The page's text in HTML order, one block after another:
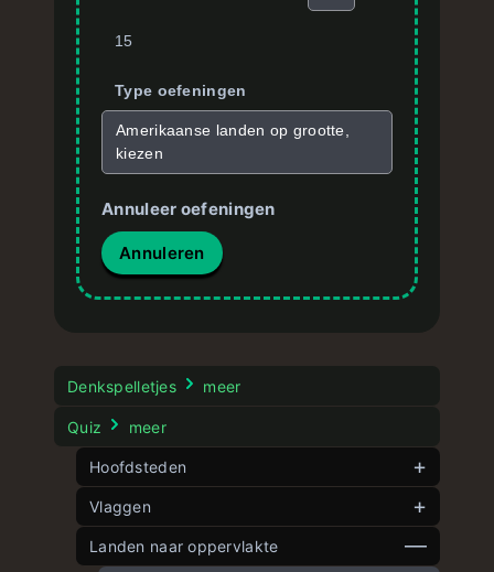
15
Type oefeningen
Amerikaanse landen op grootte,
kiezen
Annuleer oefeningen
Annuleren
Denkspelletjes meer
Quiz meer
Hoofdsteden
Hoofdsteden van Europa
Hoofdsteden van Azië
Vlaggen
Europese vlaggen
Landen naar oppervlakte